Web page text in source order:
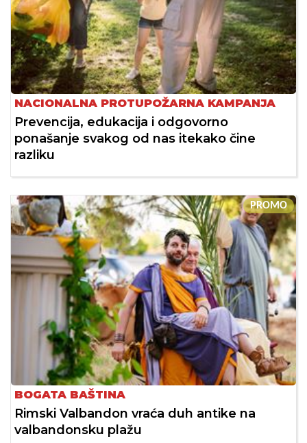
NACIONALNA PROTUPOŽARNA KAMPANJA
Prevencija, edukacija i odgovorno
ponašanje svakog od nas itekako čine
razliku
PROMO
BOGATA BAŠTINA
Rimski Valbandon vraća duh antike na
valbandonsku plažu